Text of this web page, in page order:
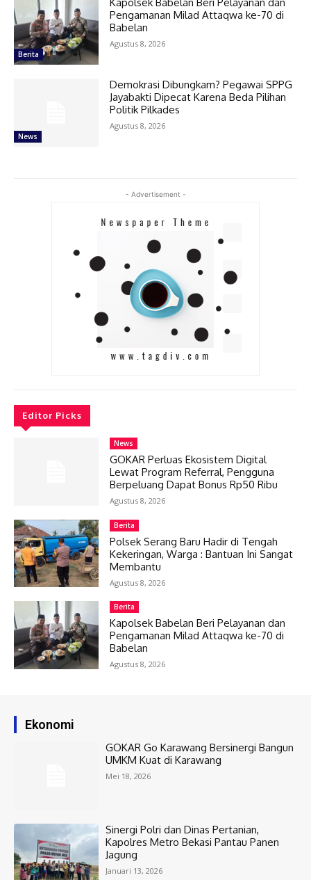
Berita
Pengamanan Milad Attaqwa ke-70 di
Babelan
Agustus 8, 2026
News
Demokrasi Dibungkam? Pegawai SPPG
Jayabakti Dipecat Karena Beda Pilihan
Politik Pilkades
Agustus 8, 2026
- Advertisement -
Editor Picks
News
GOKAR Perluas Ekosistem Digital
Lewat Program Referral, Pengguna
Berpeluang Dapat Bonus Rp50 Ribu
Agustus 8, 2026
Berita
Polsek Serang Baru Hadir di Tengah
Kekeringan, Warga : Bantuan Ini Sangat
Membantu
Agustus 8, 2026
Berita
Kapolsek Babelan Beri Pelayanan dan
Pengamanan Milad Attaqwa ke-70 di
Babelan
Agustus 8, 2026
Ekonomi
GOKAR Go Karawang Bersinergi Bangun
UMKM Kuat di Karawang
Mei 18, 2026
Sinergi Polri dan Dinas Pertanian,
Kapolres Metro Bekasi Pantau Panen
Jagung
Januari 13, 2026